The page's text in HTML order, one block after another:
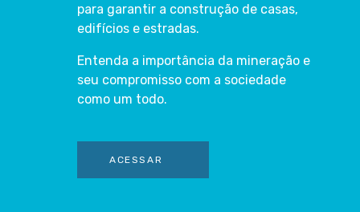
para garantir a construção de casas,
edifícios e estradas.
Entenda a importância da mineração e
seu compromisso com a sociedade
como um todo.
ACESSAR